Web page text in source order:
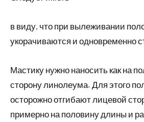
в виду, что при вылеживании
укорачиваются и одновременно
Мастику нужно наносить как на
сторону линолеума. Для этого
осторожно отгибают лицевой
примерно на половину длины и